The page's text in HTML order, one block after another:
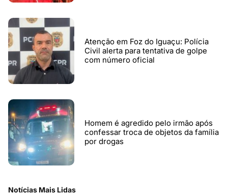
Atenção em Foz do Iguaçu: Polícia
Civil alerta para tentativa de golpe
com número oficial
Homem é agredido pelo irmão após
confessar troca de objetos da família
por drogas
Notícias Mais Lidas